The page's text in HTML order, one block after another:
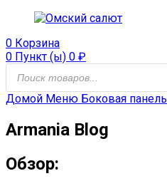
0 Корзина
0 Пункт (ы) 0 ₽
Домой Меню Боковая панель
Armania Blog
Обзор: